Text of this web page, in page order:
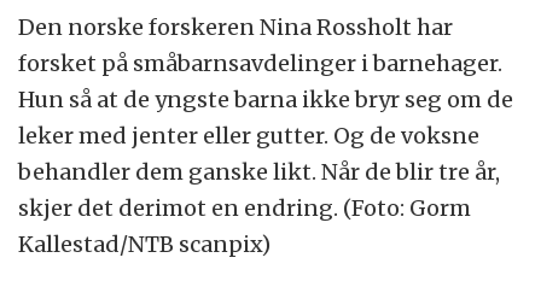
Den norske forskeren Nina Rossholt har
forsket på småbarnsavdelinger i barnehager.
Hun så at de yngste barna ikke bryr seg om de
leker med jenter eller gutter. Og de voksne
behandler dem ganske likt. Når de blir tre år,
skjer det derimot en endring. (Foto: Gorm
Kallestad/NTB scanpix)